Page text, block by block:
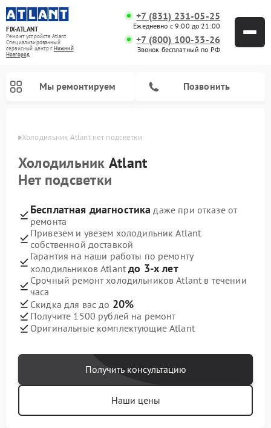
FIX-ATLANT
Ремонт устройств Atlant
Специализированный
cервисный центр г.Нижний
Новгород
+7 (831) 231-05-25
Ежедневно с 9:00 до 21:00
+7 (800) 100-33-26
Звонок бесплатный по РФ
Мы ремонтируем Позвонить
Холодильник Atlant нет подсветки
Холодильник Atlant
Нет подсветки
Бесплатная диагностика даже при отказе от
ремонта
Привезем и увезем холодильник Atlant
собственной доставкой
Гарантия на наши работы по ремонту
холодильников Atlantдо 3-х лет
Срочный ремонт холодильников Atlant в течении
часа
Скидка для вас до 20%
Получите 1500 рублей на ремонт
Оригинальные комплектующие Atlant
Получить консультацию
Наши цены